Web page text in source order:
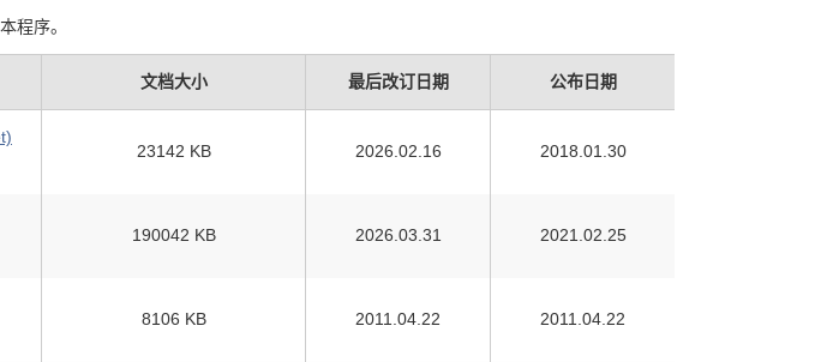
程序。
文档大小 最后改订日期 公布日期
23142 KB 2026.02.16 2018.01.30
190042 KB 2026.03.31 2021.02.25
8106 KB 2011.04.22 2011.04.22